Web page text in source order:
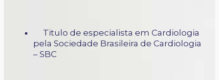
Titulo de especialista em Cardiologia
pela Sociedade Brasileira de Cardiologia
– SBC